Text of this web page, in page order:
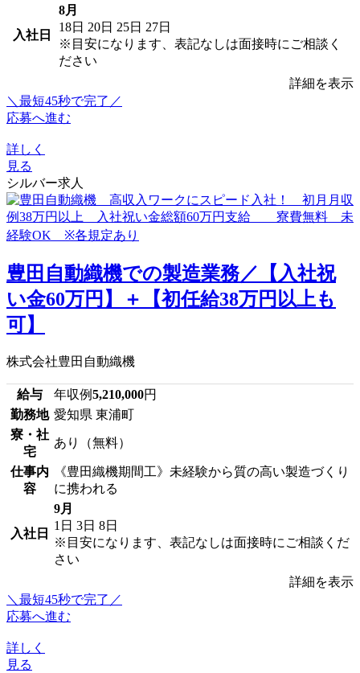
入社日
8月
18日 20日 25日 27日
※目安になります、表記なしは面接時にご相談く
ださい
詳細を表示
＼最短45秒で完了／
応募へ進む
詳しく
見る
シルバー求人
豊田自動織機での製造業務／【入社祝
い金60万円】＋【初任給38万円以上も
可】
株式会社豊田自動織機
給与 年収例5,210,000円
勤務地 愛知県 東浦町
寮・社
宅
あり（無料）
仕事内
容
《豊田織機期間工》未経験から質の高い製造づくり
に携われる
入社日
9月
1日 3日 8日
※目安になります、表記なしは面接時にご相談くだ
さい
詳細を表示
＼最短45秒で完了／
応募へ進む
詳しく
見る